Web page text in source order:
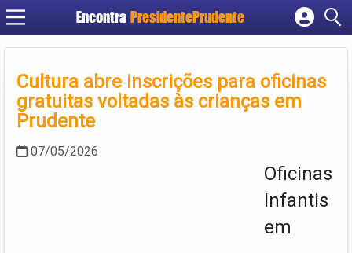
Encontra PresidentePrudente
Cadastrar empresa
Criar conta
Cultura abre inscrições para oficinas
gratuitas voltadas às crianças em
Prudente
07/05/2026
Oficinas
Infantis
em